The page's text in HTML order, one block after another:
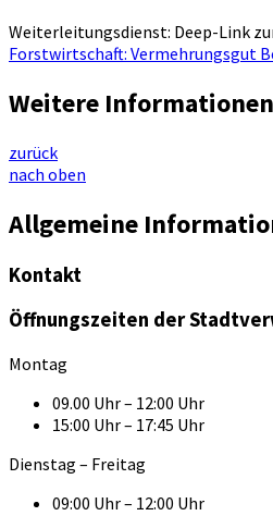
Weiterleitungsdienst: Deep-Link
Forstwirtschaft: Vermehrungsgut
Weitere Informationen
zurück
nach oben
Allgemeine
Kontakt
Öffnungszeiten der
Montag
09.00 Uhr – 12:00 Uhr
15:00 Uhr – 17:45 Uhr
Dienstag – Freitag
09:00 Uhr – 12:00 Uhr